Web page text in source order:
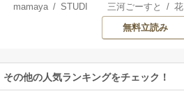
なってくれません
mamaya /STUDI
王 食べるだけ強
くなるチート能力
持ち転生者だけど
雄たちの母乳で成
長して無双します
三河ごーすと /花
房雪 / マップ
無料立読み
その他の人気ランキングをチェック！